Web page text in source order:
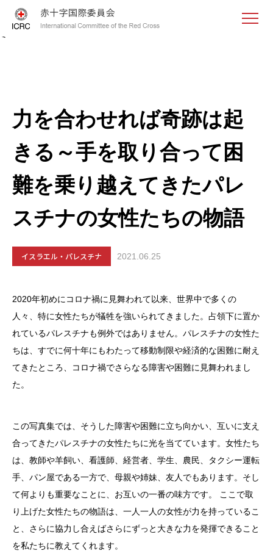
<
力を合わせれば奇跡は起
きる～手を取り合って困
難を乗り越えてきたパレ
スチナの女性たちの物語
イスラエル・パレスチナ 2021.06.25
2020年初めにコロナ禍に見舞われて以来、世界中で多くの
人々、特に女性たちが犠牲を強いられてきました。占領下に置か
れているパレスチナも例外ではありません。パレスチナの女性た
ちは、すでに何十年にもわたって移動制限や経済的な困難に耐え
てきたところ、コロナ禍でさらなる障害や困難に見舞われまし
た。
この写真集では、そうした障害や困難に立ち向かい、互いに支え
合ってきたパレスチナの女性たちに光を当てています。女性たち
は、教師や羊飼い、看護師、経営者、学生、農民、タクシー運転
手、パン屋である一方で、母親や姉妹、友人でもあります。そし
て何よりも重要なことに、お互いの一番の味方です。 ここで取
り上げた女性たちの物語は、一人一人の女性が力を持っているこ
と、さらに協力し合えばさらにずっと大きな力を発揮できること
を私たちに教えてくれます。